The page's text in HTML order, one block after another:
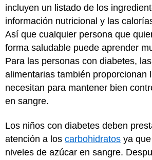
incluyen un listado de los
información nutricional y las
Así que cualquier persona que
forma saludable puede aprender
Para las personas con diabetes,
alimentarias también proporcionan
necesitan para mantener bien
en sangre.
Los niños con diabetes deben
atención a los carbohidratos ya
niveles de azúcar en sangre.